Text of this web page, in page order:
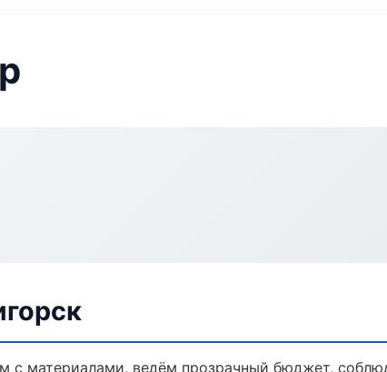
с материалами, ведём прозрачный бюджет,